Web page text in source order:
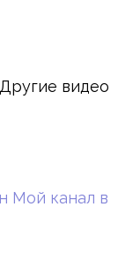
Другие видео
Мой канал в